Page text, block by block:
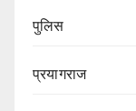
पुलिस
प्रयागराज